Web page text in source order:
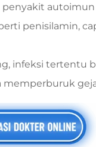
penyakit
penisilamin,
infeksi tertentu
memperburuk